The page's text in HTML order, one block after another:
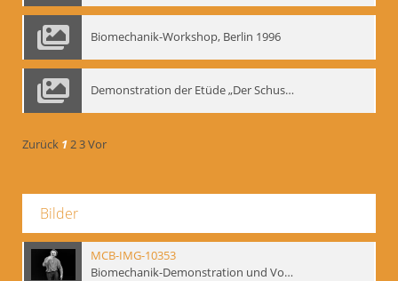
Biomechanik-Workshop, Berlin 1996
Demonstration der Etüde „Der Schuss mit dem Bogen“ durch Gennadij Nikolajewitsch Bogdanow, Berlin 1991
Zurück 123Vor
Bilder
MCB-IMG-10353
Biomechanik-Demonstration und Vortrag, Berliner Ensemble, 04.10.1991